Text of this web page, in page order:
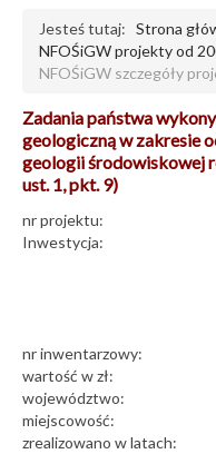
Jesteś tutaj: Strona
NFOŚiGW projekty od
NFOŚiGW szczegóły
Zadania państwa
geologiczną w zakresie
geologii środowiskowej
ust. 1, pkt. 9)
nr projektu:
Inwestycja:
nr inwentarzowy:
wartość w zł:
województwo:
miejscowość:
zrealizowano w latach: